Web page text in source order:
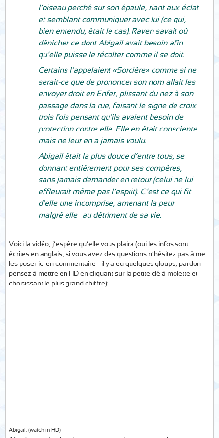
l’oiseau perché sur son épaule, riant aux éclat
et semblant communiquer avec lui (ce qui,
bien entendu, était le cas). Raven savait où
dénicher ce dont Abigail avait besoin afin
qu’elle puisse le récolter comme il se doit.
Certains l’appelaient «Sorcière» comme si ne
serait-ce que de prononcer son nom allait les
envoyer droit en Enfer, plissant du nez à son
passage dans la rue, faisant le signe de croix
trois fois pensant qu’ils avaient besoin de
protection contre elle. Elle en était consciente
mais ne leur en a jamais voulu.
Abigail était la plus douce d’entre tous, se
donnant entièrement pour ses compères,
sans jamais demander en retour (celui ne lui
effleurait même pas l’esprit). C’est ce qui fit
d’elle une incomprise, amenant la peur
malgré elle… au détriment de sa vie.
Voici la vidéo, j’espère qu’elle vous plaira (oui les infos sont
écrites en anglais, si vous avez des questions n’hésitez pas à me
les poser ici en commentaire – il y a eu quelques gloups, pardon –
pensez à mettre en HD en cliquant sur la petite clé à molette et
choisissant le plus grand chiffre):
Abigail. (watch in HD)